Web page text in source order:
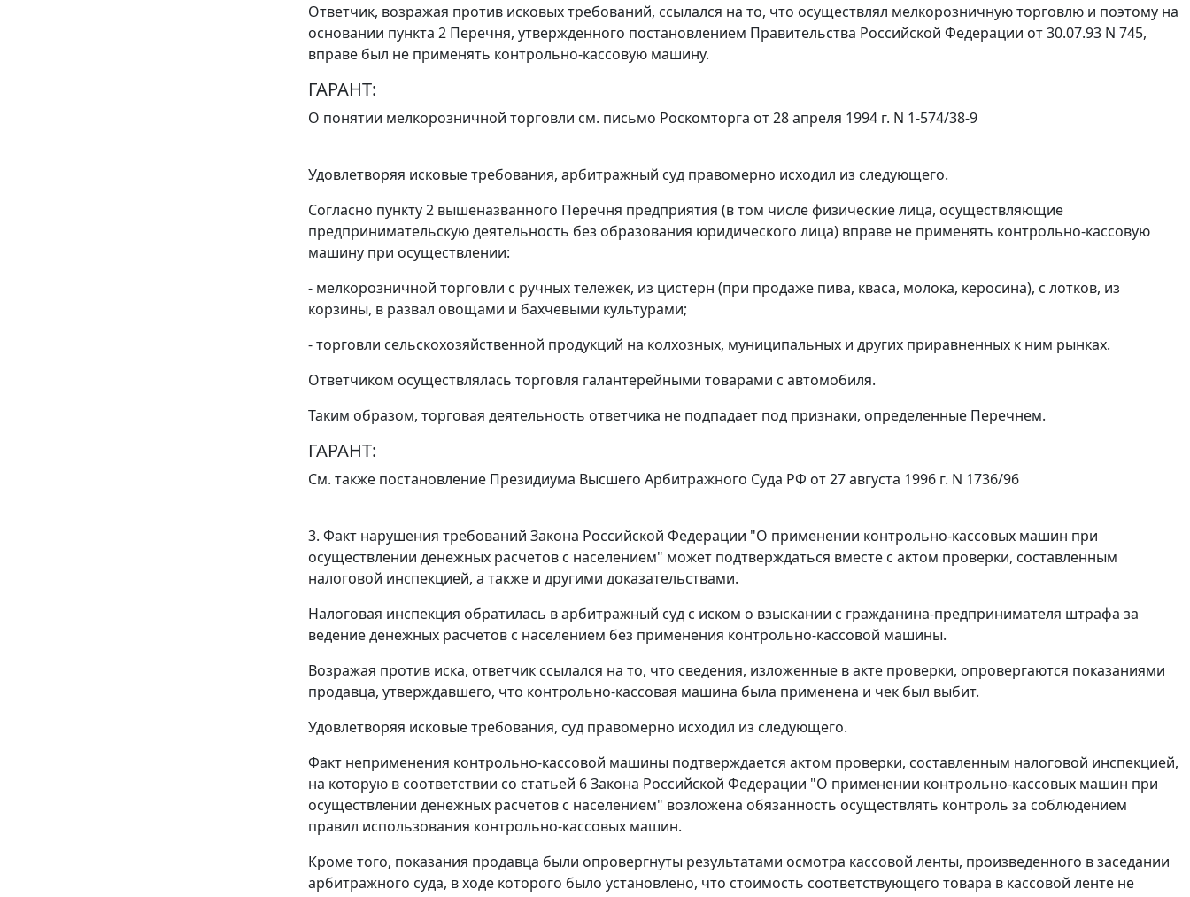
Ответчик, возражая против исковых требований, ссылался на то, что осуществлял мелкорозничную торговлю и поэтому на
основании пункта 2 Перечня, утвержденного постановлением Правительства Российской Федерации от 30.07.93 N 745,
вправе был не применять контрольно-кассовую машину.
ГАРАНТ:
О понятии мелкорозничной торговли см. письмо Роскомторга от 28 апреля 1994 г. N 1-574/38-9
Удовлетворяя исковые требования, арбитражный суд правомерно исходил из следующего.
Согласно пункту 2 вышеназванного Перечня предприятия (в том числе физические лица, осуществляющие
предпринимательскую деятельность без образования юридического лица) вправе не применять контрольно-кассовую
машину при осуществлении:
- мелкорозничной торговли с ручных тележек, из цистерн (при продаже пива, кваса, молока, керосина), с лотков, из
корзины, в развал овощами и бахчевыми культурами;
- торговли сельскохозяйственной продукций на колхозных, муниципальных и других приравненных к ним рынках.
Ответчиком осуществлялась торговля галантерейными товарами с автомобиля.
Таким образом, торговая деятельность ответчика не подпадает под признаки, определенные Перечнем.
ГАРАНТ:
См. также постановление Президиума Высшего Арбитражного Суда РФ от 27 августа 1996 г. N 1736/96
3. Факт нарушения требований Закона Российской Федерации "О применении контрольно-кассовых машин при
осуществлении денежных расчетов с населением" может подтверждаться вместе с актом проверки, составленным
налоговой инспекцией, а также и другими доказательствами.
Налоговая инспекция обратилась в арбитражный суд с иском о взыскании с гражданина-предпринимателя штрафа за
ведение денежных расчетов с населением без применения контрольно-кассовой машины.
Возражая против иска, ответчик ссылался на то, что сведения, изложенные в акте проверки, опровергаются показаниями
продавца, утверждавшего, что контрольно-кассовая машина была применена и чек был выбит.
Удовлетворяя исковые требования, суд правомерно исходил из следующего.
Факт неприменения контрольно-кассовой машины подтверждается актом проверки, составленным налоговой инспекцией,
на которую в соответствии со статьей 6Закона Российской Федерации "О применении контрольно-кассовых машин при
осуществлении денежных расчетов с населением" возложена обязанность осуществлять контроль за соблюдением
правил использования контрольно-кассовых машин.
Кроме того, показания продавца были опровергнуты результатами осмотра кассовой ленты, произведенного в заседании
арбитражного суда, в ходе которого было установлено, что стоимость соответствующего товара в кассовой ленте не